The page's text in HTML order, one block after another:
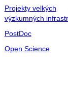
Projekty velkých
výzkumných
PostDoc
Open Science